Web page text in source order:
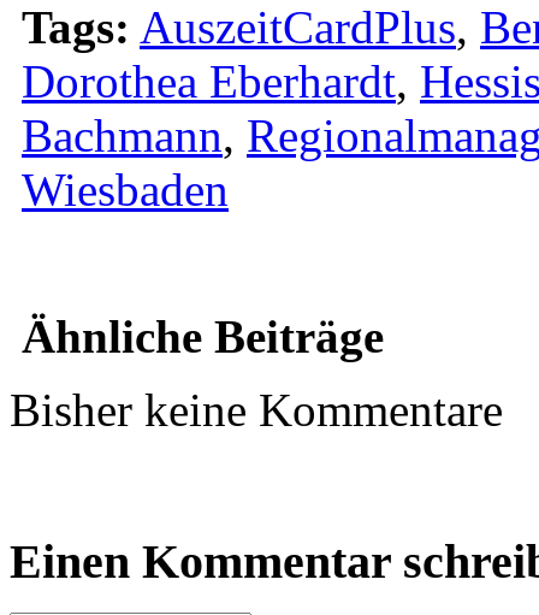
Tags: AuszeitCardPlus,
Dorothea Eberhardt,
Bachmann,
Wiesbaden
Ähnliche Beiträge
Bisher keine Kommentare
Einen Kommentar